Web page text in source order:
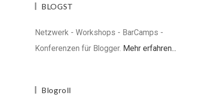
BLOGST
Netzwerk - Workshops - BarCamps -
Konferenzen für Blogger. Mehr erfahren...
Blogroll